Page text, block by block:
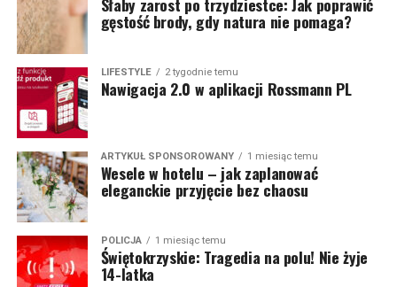
Słaby zarost po trzydziestce: Jak poprawić
gęstość brody, gdy natura nie pomaga?
LIFESTYLE 2 tygodnie temu
Nawigacja 2.0 w aplikacji Rossmann PL
ARTYKUŁ SPONSOROWANY 1 miesiąc temu
Wesele w hotelu – jak zaplanować
eleganckie przyjęcie bez chaosu
POLICJA 1 miesiąc temu
Świętokrzyskie: Tragedia na polu! Nie żyje
14-latka